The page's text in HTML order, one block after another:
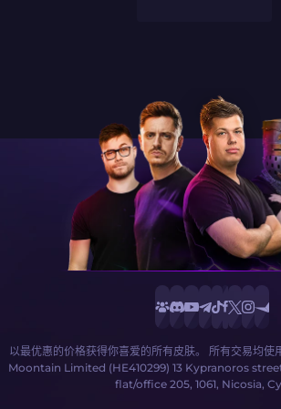
以最优惠的价格获得你喜爱的所有皮肤。 所有交易均
Moontain Limited (HE410299) 13 Kypranoros
flat/office 205, 1061, Nicosia,